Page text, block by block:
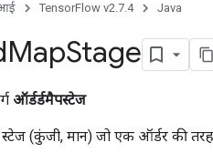
TensorFlow v2.7.4 Java
MapStage
ऑर्डर्डमैपस्टेज
स्टेज (कुंजी, मान) जो एक ऑर्डर की